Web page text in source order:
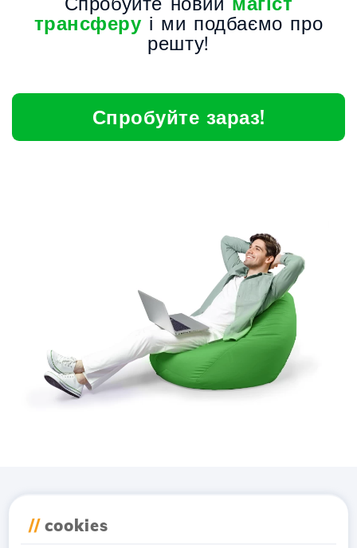
трансферу і ми подбаємо про
решту!
Спробуйте зараз!
// cookies